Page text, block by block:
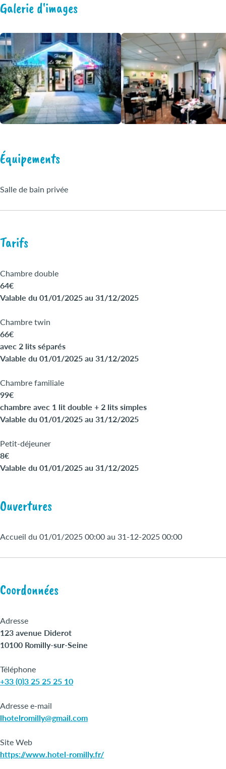
Galerie d'images
Équipements
Salle de bain privée
Tarifs
Chambre double
64€
Valable du 01/01/2025 au 31/12/2025
Chambre twin
66€
avec 2 lits séparés
Valable du 01/01/2025 au 31/12/2025
Chambre familiale
99€
chambre avec 1 lit double + 2 lits simples
Valable du 01/01/2025 au 31/12/2025
Petit-déjeuner
8€
Valable du 01/01/2025 au 31/12/2025
Ouvertures
Accueil du 01/01/2025 00:00 au 31-12-2025 00:00
Coordonnées
Adresse
123 avenue Diderot
10100 Romilly-sur-Seine
Téléphone
+33 (0)3 25 25 25 10
Adresse e-mail
lhotelromilly@gmail.com
Site Web
https://www.hotel-romilly.fr/